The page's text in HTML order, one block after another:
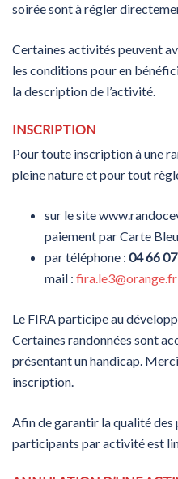
soirée sont à régler
Certaines activités peuvent
les conditions pour en
la description de l’activité.
INSCRIPTION
Pour toute inscription à une
pleine nature et pour tout
sur le site
paiement par Carte
par téléphone : 04 66
mail : fira.le3@orange.fr
Le FIRA participe au
Certaines randonnées sont
présentant un handicap.
inscription.
Afin de garantir la qualité
participants par activité est